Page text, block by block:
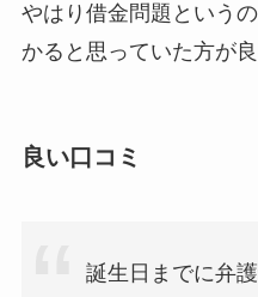
やはり借金問題という
かると思っていた方が良
良い口コミ
誕生日までに弁